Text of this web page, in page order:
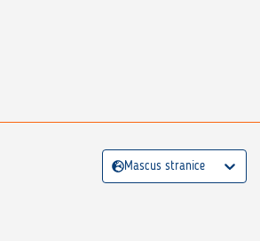
Mascus stranice